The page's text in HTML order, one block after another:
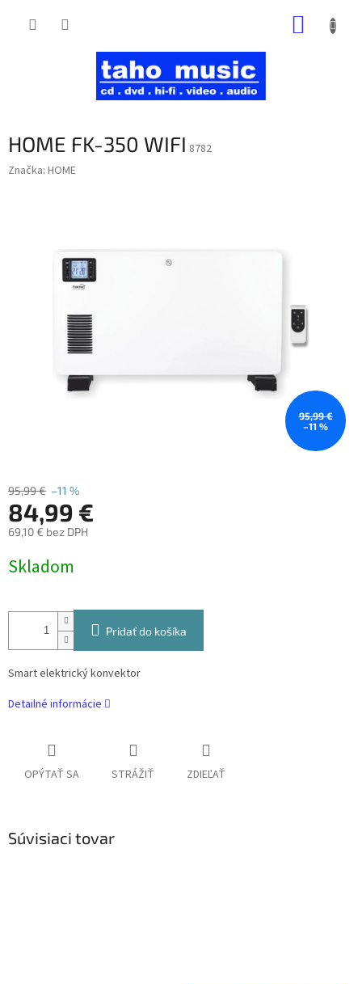
HOME FK-350 WIFI 8782
Značka: HOME
95,99 €
–11 %
95,99 € –11 %
84,99 €
69,10 € bez DPH
cena:
Skladom
Pridať do košíka
Smart elektrický konvektor
Detailné informácie
OPÝTAŤ SA STRÁŽIŤ ZDIEĽAŤ
Súvisiaci tovar